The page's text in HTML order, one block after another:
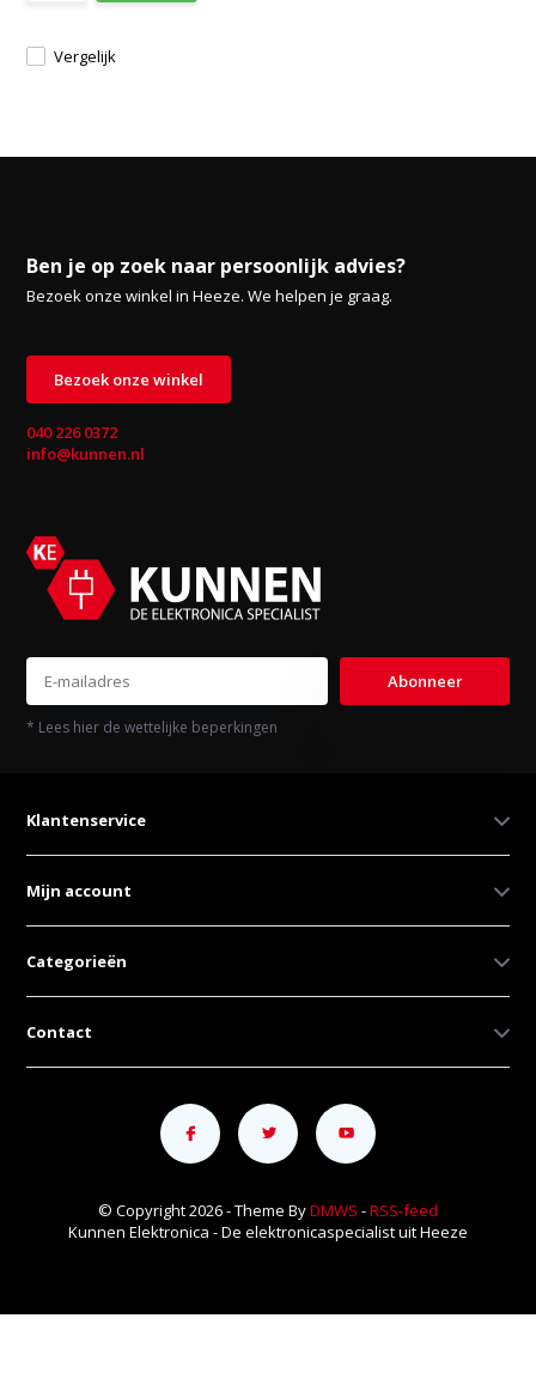
Vergelijk
Ben je op zoek naar persoonlijk advies?
Bezoek onze winkel in Heeze. We helpen je graag.
Bezoek onze winkel
040 226 0372
info@kunnen.nl
Abonneer
* Lees hier de wettelijke beperkingen
Klantenservice
Mijn account
Categorieën
Contact
© Copyright 2026 - Theme ByDMWS -RSS-feed
Kunnen Elektronica - De elektronicaspecialist uit Heeze